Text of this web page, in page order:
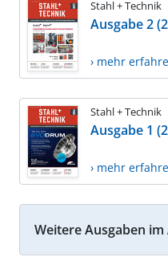
Stahl + Technik
Ausgabe 2
› mehr
Stahl + Technik
Ausgabe 1
› mehr
Weitere Ausgaben